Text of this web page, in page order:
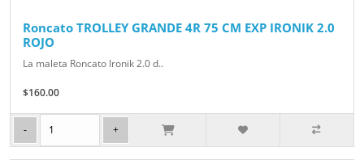
Roncato TROLLEY GRANDE 4R 75 CM EXP IRONIK 2.0
ROJO
La maleta Roncato Ironik 2.0 d..
$160.00